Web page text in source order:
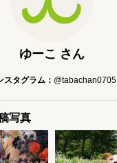
ゆーこ さん
スタグラム： @tabachan0705
写真